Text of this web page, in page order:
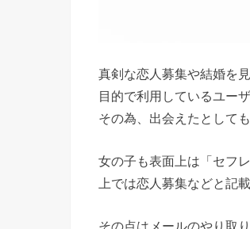
真剣な恋人募集や結婚を
目的で利用しているユー
その為、出会えたとして
女の子も表面上は「セフ
上では恋人募集などと記